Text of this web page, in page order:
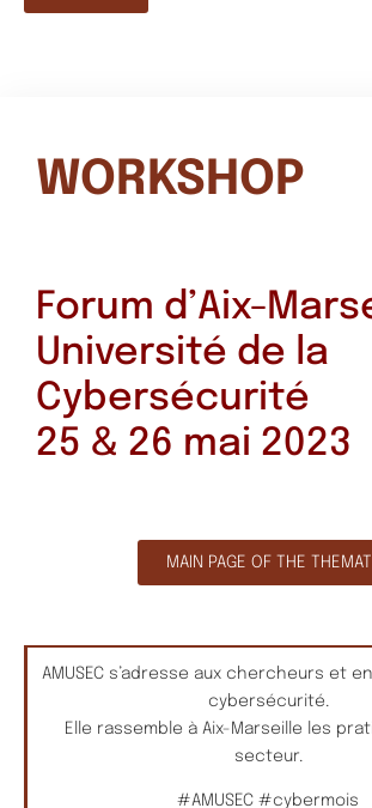
WORKSHOP
Forum d’Aix-
Université de la
Cybersécurité
25 & 26 mai 2023
MAIN PAGE OF THE
AMUSEC s’adresse aux chercheurs et
cybersécurité.
Elle rassemble à Aix-Marseille les
secteur.
#AMUSEC #cybermois